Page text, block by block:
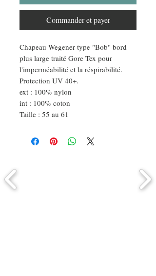
Commander et payer
Chapeau Wegener type "Bob" bord
plus large traité Gore Tex pour
l'imperméabilité et la réspirabilité.
Protection UV 40+.
ext : 100% nylon
int : 100% coton
Taille : 55 au 61